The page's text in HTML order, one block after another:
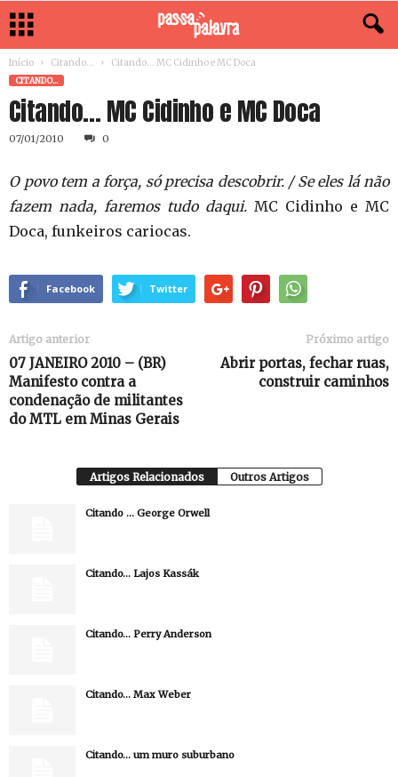
Início Citando... Citando… MC Cidinho e MC Doca
CITANDO...
Citando… MC Cidinho e MC Doca
07/01/2010 0
O povo tem a força, só precisa descobrir. / Se eles lá não
fazem nada, faremos tudo daqui. MC Cidinho e MC
Doca, funkeiros cariocas.
Facebook Twitter
Artigo anterior
07 JANEIRO 2010 – (BR)
Manifesto contra a
condenação de militantes
do MTL em Minas Gerais
Próximo artigo
Abrir portas, fechar ruas,
construir caminhos
Artigos Relacionados Outros Artigos
Citando … George Orwell
Citando… Lajos Kassák
Citando… Perry Anderson
Citando… Max Weber
Citando… um muro suburbano